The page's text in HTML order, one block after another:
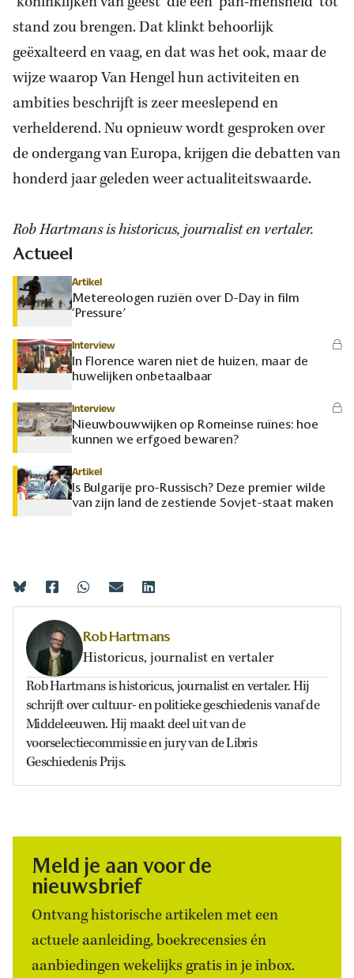
stand zou brengen. Dat klinkt behoorlijk
geëxalteerd en vaag, en dat was het ook, maar de
wijze waarop Van Hengel hun activiteiten en
ambities beschrijft is zeer meeslepend en
verhelderend. Nu opnieuw wordt gesproken over
de ondergang van Europa, krijgen die debatten van
honderd jaar geleden weer actualiteitswaarde.
Rob Hartmans is historicus, journalist en vertaler.
Actueel
Artikel
Metereologen ruziën over D-Day in film
‘Pressure’
Interview
In Florence waren niet de huizen, maar de
huwelijken onbetaalbaar
Interview
Nieuwbouwwijken op Romeinse ruïnes: hoe
kunnen we erfgoed bewaren?
Artikel
Is Bulgarije pro-Russisch? Deze premier wilde
van zijn land de zestiende Sovjet-staat maken
Rob Hartmans
Historicus, journalist en vertaler
Rob Hartmans is historicus, journalist en vertaler. Hij
schrijft over cultuur- en politieke geschiedenis vanaf de
Middeleeuwen. Hij maakt deel uit van de
voorselectiecommissie en jury van de Libris
Geschiedenis Prijs.
Meld je aan voor de
nieuwsbrief
Ontvang historische artikelen met een
actuele aanleiding, boekrecensies én
aanbiedingen wekelijks gratis in je inbox.